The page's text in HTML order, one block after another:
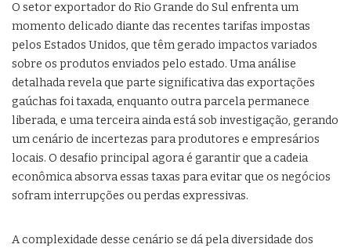
O setor exportador do Rio Grande do Sul enfrenta um
momento delicado diante das recentes tarifas impostas
pelos Estados Unidos, que têm gerado impactos variados
sobre os produtos enviados pelo estado. Uma análise
detalhada revela que parte significativa das exportações
gaúchas foi taxada, enquanto outra parcela permanece
liberada, e uma terceira ainda está sob investigação, gerando
um cenário de incertezas para produtores e empresários
locais. O desafio principal agora é garantir que a cadeia
econômica absorva essas taxas para evitar que os negócios
sofram interrupções ou perdas expressivas.
A complexidade desse cenário se dá pela diversidade dos